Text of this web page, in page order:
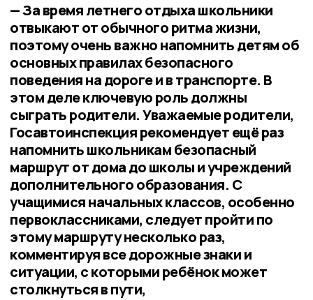
— За время летнего отдыха школьники
отвыкают от обычного ритма жизни,
поэтому очень важно напомнить детям об
основных правилах безопасного
поведения на дороге и в транспорте. В
этом деле ключевую роль должны
сыграть родители. Уважаемые родители,
Госавтоинспекция рекомендует ещё раз
напомнить школьникам безопасный
маршрут от дома до школы и учреждений
дополнительного образования. С
учащимися начальных классов, особенно
первоклассниками, следует пройти по
этому маршруту несколько раз,
комментируя все дорожные знаки и
ситуации, с которыми ребёнок может
столкнуться в пути,